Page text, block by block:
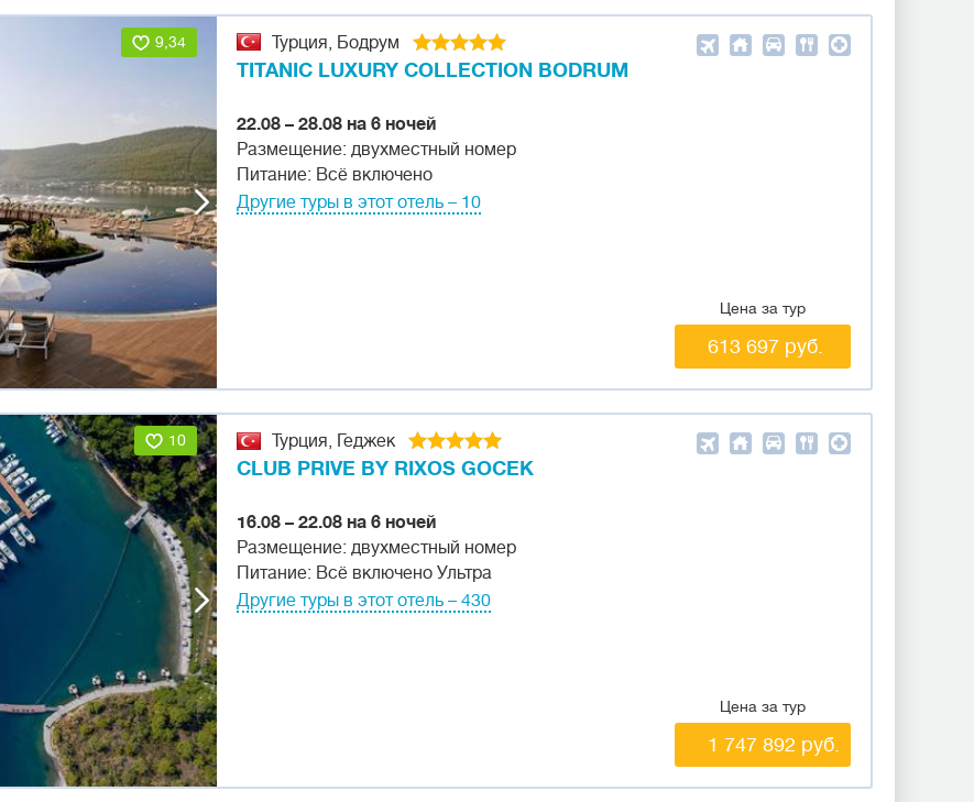
9,34 Турция, Бодрум
TITANIC LUXURY COLLECTION BODRUM
22.08 – 28.08 на 6 ночей
Размещение: двухместный номер
Питание: Всё включено
Другие туры в этот отель – 10
Цена за тур
613 697 руб.
10 Турция, Геджек
CLUB PRIVE BY RIXOS GOCEK
16.08 – 22.08 на 6 ночей
Размещение: двухместный номер
Питание: Всё включено Ультра
Другие туры в этот отель – 430
Цена за тур
1 747 892 руб.